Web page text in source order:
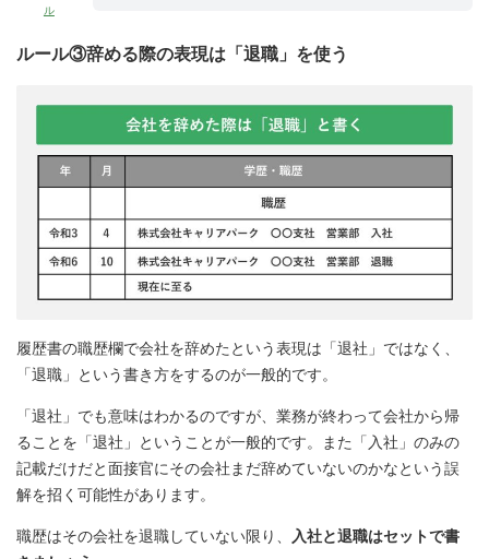
ル
ルール③辞める際の表現は「退職」を使う
履歴書の職歴欄で会社を辞めたという表現は「退社」ではなく、
「退職」という書き方をするのが一般的です。
「退社」でも意味はわかるのですが、業務が終わって会社から帰
ることを「退社」ということが一般的です。また「入社」のみの
記載だけだと面接官にその会社まだ辞めていないのかなという誤
解を招く可能性があります。
職歴はその会社を退職していない限り、
入社と退職はセットで書